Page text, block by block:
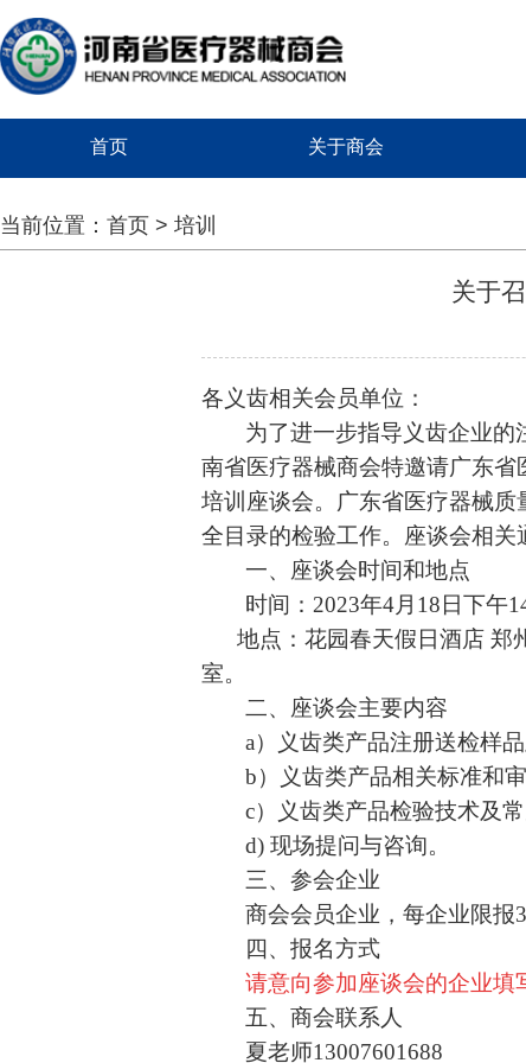
首页 关于商会
当前位置： 首页 > 培训
关于
各义齿相关会员单位：
为了进一步指导义齿企业
南省医疗器械商会特邀请广东省
培训座谈会。广东省医疗器械
全目录的检验工作。座谈会相关
一、座谈会时间和地点
时间：2023年4月18日下午
地点：花园春天假日酒店
室。
二、座谈会主要内容
a）义齿类产品注册送检样
b）义齿类产品相关标准和
c）义齿类产品检验技术及
d) 现场提问与咨询。
三、参会企业
商会会员企业，每企业限报
四、报名方式
请意向参加座谈会的企业填
五、商会联系人
夏老师13007601688